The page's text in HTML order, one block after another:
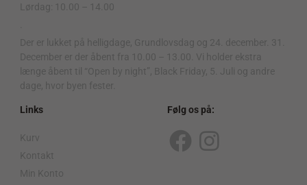
Lørdag: 10.00 – 14.00
Der er lukket på helligdage, Grundlovsdag og 24. december. 31.
December er der åbent fra 10.00 – 13.00. Vi holder ekstra
længe åbent til “Open by night”, Black Friday, 5. Juli og andre
dage, hvor byen fester.
Links
Kurv
Kontakt
Min Konto
Følg os på:
F
I